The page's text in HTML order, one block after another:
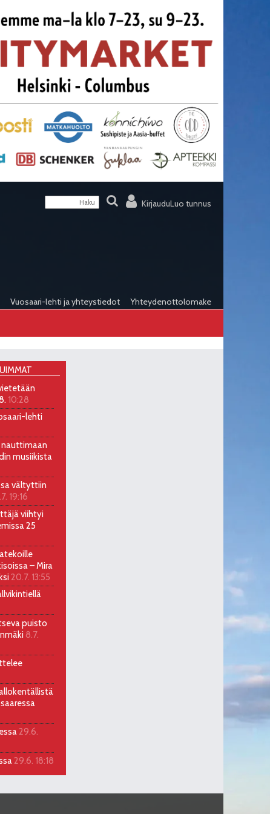
KirjauduLuo tunnus
Vuosaari-lehti ja yhteystiedot Yhteydenottolomake
10:28
lehti
nauttimaan
musiikista
vältyttiin
19:16
viihtyi
25
– Mira
20.7. 13:55
puisto
8.7.
29.6.
29.6. 18:18